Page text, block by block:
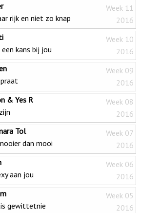
Week 11
2016
rijk en niet zo knap
Week 10
2016
kans bij jou
Week 09
2016
Week 08
2016
& Yes R
Week 07
2016
Tol
dan mooi
Week 06
2016
aan jou
Week 05
2016
gewittetnie